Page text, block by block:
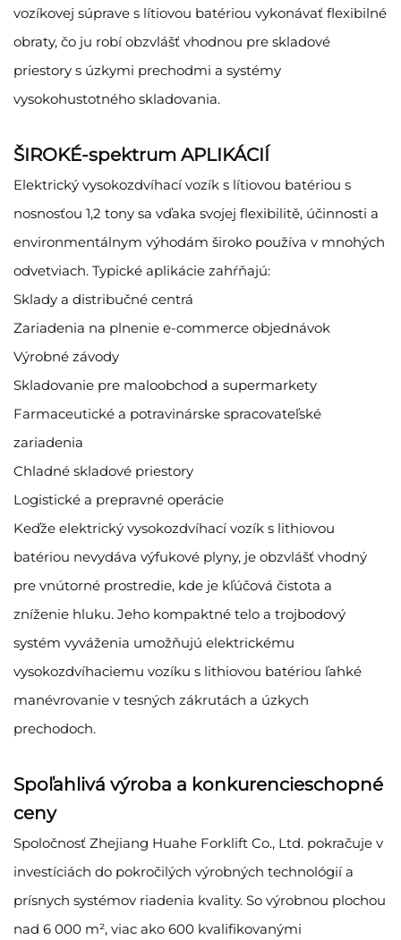
vozíkovej súprave s lítiovou batériou vykonávať flexibilné
obraty, čo ju robí obzvlášť vhodnou pre skladové
priestory s úzkymi prechodmi a systémy
vysokohustotného skladovania.
ŠIROKÉ-spektrum APLIKÁCIÍ
Elektrický vysokozdvíhací vozík s lítiovou batériou s
nosnosťou 1,2 tony sa vďaka svojej flexibilitě, účinnosti a
environmentálnym výhodám široko používa v mnohých
odvetviach. Typické aplikácie zahŕňajú:
Sklady a distribučné centrá
Zariadenia na plnenie e-commerce objednávok
Výrobné závody
Skladovanie pre maloobchod a supermarkety
Farmaceutické a potravinárske spracovateľské
zariadenia
Chladné skladové priestory
Logistické a prepravné operácie
Keďže elektrický vysokozdvíhací vozík s lithiovou
batériou nevydáva výfukové plyny, je obzvlášť vhodný
pre vnútorné prostredie, kde je kľúčová čistota a
zníženie hluku. Jeho kompaktné telo a trojbodový
systém vyváženia umožňujú elektrickému
vysokozdvíhaciemu vozíku s lithiovou batériou ľahké
manévrovanie v tesných zákrutách a úzkych
prechodoch.
Spoľahlivá výroba a konkurencieschopné
ceny
Spoločnosť Zhejiang Huahe Forklift Co., Ltd. pokračuje v
investíciách do pokročilých výrobných technológií a
prísnych systémov riadenia kvality. So výrobnou plochou
nad 6 000 m², viac ako 600 kvalifikovanými